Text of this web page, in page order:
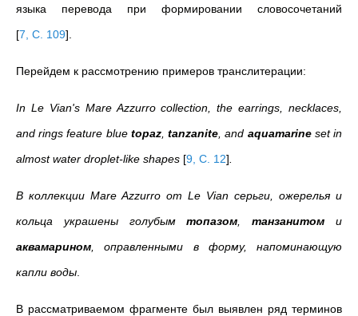
языка перевода при формировании словосочетаний
[7, C. 109]
Перейдем к рассмотрению примеров транслитерации:
In Le Vian's Mare Azzurro collection, the earrings, necklaces,
and rings feature blue topaz,tanzanite , and aquamarineset in
almost water droplet-like shapes [9, C. 12]
В коллекции Mare Azzurro от Le Vian серьги, ожерелья и
кольца украшены голубымтопазом ,танзанитом и
аквамарином , оправленными в форму, напоминающую
капли воды
В рассматриваемом фрагменте был выявлен ряд терминов